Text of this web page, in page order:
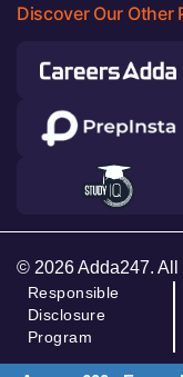
Discover Our Other
© 2026 Adda247. All
Responsible
Disclosure
Program